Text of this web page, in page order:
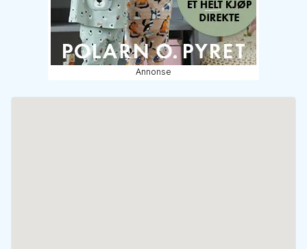
Annonse